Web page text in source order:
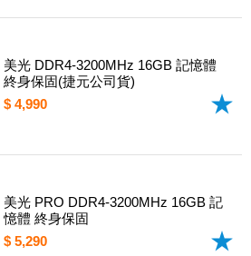
美光 DDR4-3200MHz 16GB 記憶體
終身保固(捷元公司貨)
$ 4,990
美光 PRO DDR4-3200MHz 16GB 記
憶體 終身保固
$ 5,290